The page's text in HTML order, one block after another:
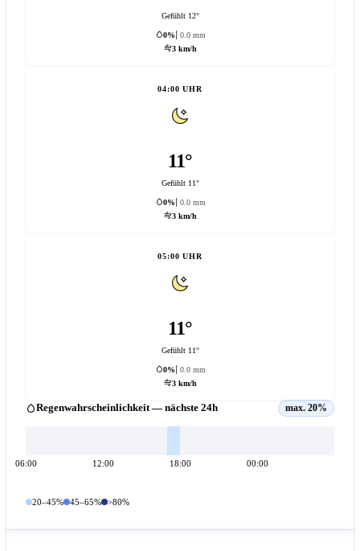
Gefühlt 12°
0%
0.0 mm
3 km/h
04:00 UHR
11°
Gefühlt 11°
0%
0.0 mm
3 km/h
05:00 UHR
11°
Gefühlt 11°
0%
0.0 mm
3 km/h
Regenwahrscheinlichkeit — nächste 24h max. 20%
06:00 12:00 18:00 00:00
20–45% 45–65% >80%